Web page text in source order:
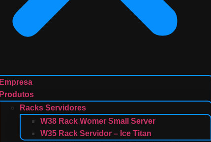
Empresa
Produtos
Racks Servidores
W38 Rack Womer Small Server
W35 Rack Servidor – Ice Titan